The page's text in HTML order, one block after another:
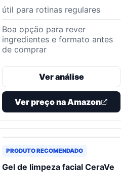
útil para rotinas regulares
Boa opção para rever
ingredientes e formato antes
de comprar
Ver análise
Ver preço na Amazon
PRODUTO RECOMENDADO
Gel de limpeza facial CeraVe